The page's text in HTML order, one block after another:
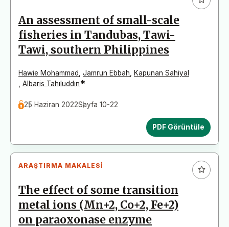
An assessment of small-scale
fisheries in Tandubas, Tawi-
Tawi, southern Philippines
Hawie Mohammad Jamrun Ebbah
Kapunan Sahiyal
Albaris Tahıluddın*
25 Haziran 2022Sayfa 10-22
PDF Görüntüle
ARAŞTIRMA MAKALESI
The effect of some transition
metal ions (Mn+2, Co+2, Fe+2)
on paraoxonase enzyme